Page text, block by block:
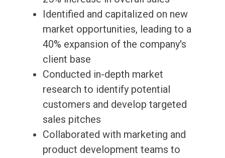
Identified and capitalized on new
market opportunities, leading to a
40% expansion of the company's
client base
Conducted in-depth market
research to identify potential
customers and develop targeted
sales pitches
Collaborated with marketing and
product development teams to